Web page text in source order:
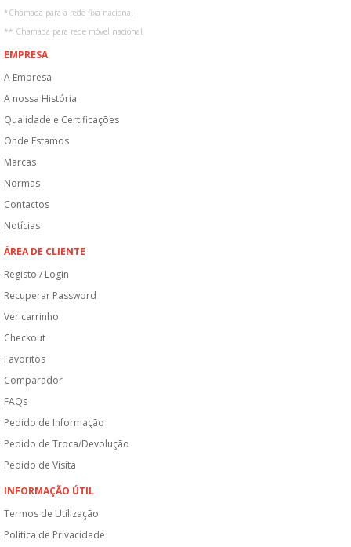
*Chamada para a rede fixa nacional
** Chamada para rede móvel nacional
EMPRESA
A Empresa
A nossa História
Qualidade e Certificações
Onde Estamos
Marcas
Normas
Contactos
Notícias
ÁREA DE CLIENTE
Registo / Login
Recuperar Password
Ver carrinho
Checkout
Favoritos
Comparador
FAQs
Pedido de Informação
Pedido de Troca/Devolução
Pedido de Visita
INFORMAÇÃO ÚTIL
Termos de Utilização
Politica de Privacidade